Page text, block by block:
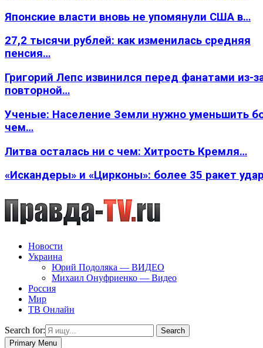
Японские власти вновь не упомянули США в…
27,2 тысячи рублей: как изменилась средняя
пенсия…
Григорий Лепс извинился перед фанатами из-
повторной…
Ученые: Население Земли нужно уменьшить
чем…
Литва осталась ни с чем: Хитрость Кремля…
«Искандеры» и «Цирконы»: более 35 ракет
Новости
Украина
Юрий Подоляка — ВИДЕО
Михаил Онуфриенко — Видео
Россия
Мир
ТВ Онлайн
Search for:
Search
Primary Menu